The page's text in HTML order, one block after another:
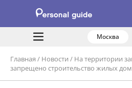
Москва
Главная / Новости / На территории
запрещено строительство жилых